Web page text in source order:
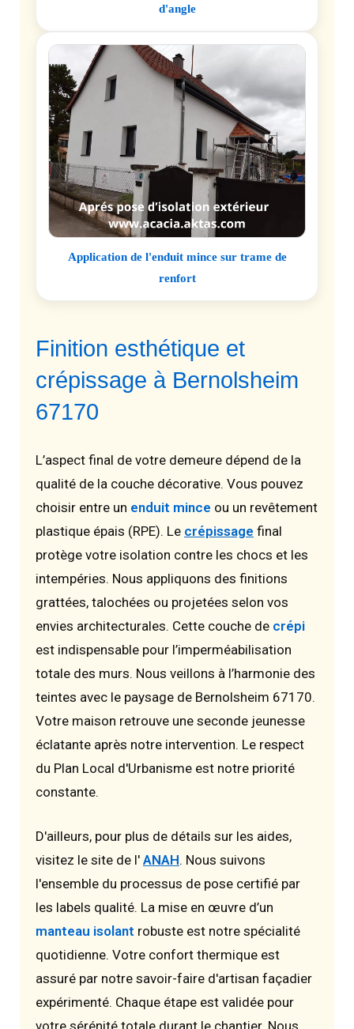
d'angle
Application de l'enduit mince sur trame de
renfort
Finition esthétique et
crépissage à Bernolsheim
67170
L’aspect final de votre demeure dépend de la
qualité de la couche décorative. Vous pouvez
choisir entre un enduit mince ou un revêtement
plastique épais (RPE). Le crépissage final
protège votre isolation contre les chocs et les
intempéries. Nous appliquons des finitions
grattées, talochées ou projetées selon vos
envies architecturales. Cette couche de crépi
est indispensable pour l’imperméabilisation
totale des murs. Nous veillons à l’harmonie des
teintes avec le paysage de Bernolsheim 67170.
Votre maison retrouve une seconde jeunesse
éclatante après notre intervention. Le respect
du Plan Local d'Urbanisme est notre priorité
constante.
D'ailleurs, pour plus de détails sur les aides,
visitez le site de l' ANAH. Nous suivons
l'ensemble du processus de pose certifié par
les labels qualité. La mise en œuvre d’un
manteau isolant robuste est notre spécialité
quotidienne. Votre confort thermique est
assuré par notre savoir-faire d'artisan façadier
expérimenté. Chaque étape est validée pour
votre sérénité totale durant le chantier. Nous